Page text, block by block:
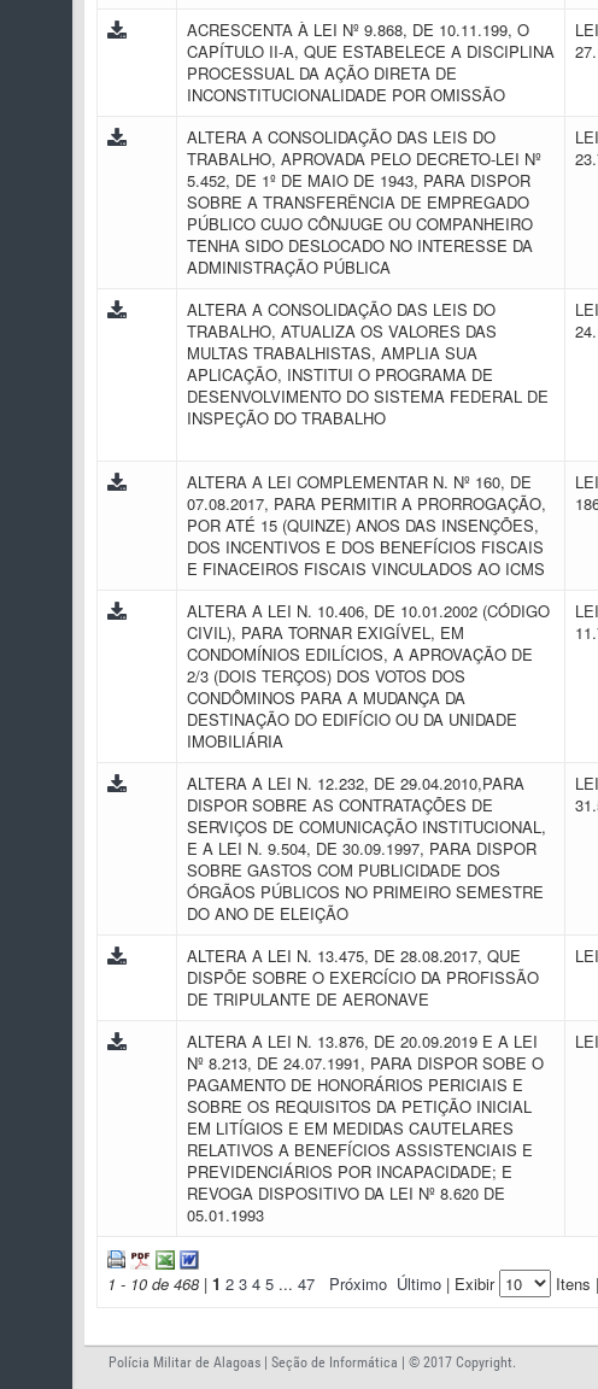
ACRESCENTA À LEI Nº 9.868, DE 10.11.199, O
CAPÍTULO II-A, QUE ESTABELECE A DISCIPLINA
PROCESSUAL DA AÇÃO DIRETA DE
INCONSTITUCIONALIDADE POR OMISSÃO
ALTERA A CONSOLIDAÇÃO DAS LEIS DO
TRABALHO, APROVADA PELO DECRETO-LEI Nº
5.452, DE 1º DE MAIO DE 1943, PARA DISPOR
SOBRE A TRANSFERÊNCIA DE EMPREGADO
PÚBLICO CUJO CÔNJUGE OU COMPANHEIRO
TENHA SIDO DESLOCADO NO INTERESSE DA
ADMINISTRAÇÃO PÚBLICA
ALTERA A CONSOLIDAÇÃO DAS LEIS DO
TRABALHO, ATUALIZA OS VALORES DAS
MULTAS TRABALHISTAS, AMPLIA SUA
APLICAÇÃO, INSTITUI O PROGRAMA DE
DESENVOLVIMENTO DO SISTEMA FEDERAL DE
INSPEÇÃO DO TRABALHO
ALTERA A LEI COMPLEMENTAR N. Nº 160, DE
07.08.2017, PARA PERMITIR A PRORROGAÇÃO,
POR ATÉ 15 (QUINZE) ANOS DAS INSENÇÕES,
DOS INCENTIVOS E DOS BENEFÍCIOS FISCAIS
E FINACEIROS FISCAIS VINCULADOS AO ICMS
ALTERA A LEI N. 10.406, DE 10.01.2002 (CÓDIGO
CIVIL), PARA TORNAR EXIGÍVEL, EM
CONDOMÍNIOS EDILÍCIOS, A APROVAÇÃO DE
2/3 (DOIS TERÇOS) DOS VOTOS DOS
CONDÔMINOS PARA A MUDANÇA DA
DESTINAÇÃO DO EDIFÍCIO OU DA UNIDADE
IMOBILIÁRIA
ALTERA A LEI N. 12.232, DE 29.04.2010,PARA
DISPOR SOBRE AS CONTRATAÇÕES DE
SERVIÇOS DE COMUNICAÇÃO INSTITUCIONAL,
E A LEI N. 9.504, DE 30.09.1997, PARA DISPOR
SOBRE GASTOS COM PUBLICIDADE DOS
ÓRGÃOS PÚBLICOS NO PRIMEIRO SEMESTRE
DO ANO DE ELEIÇÃO
ALTERA A LEI N. 13.475, DE 28.08.2017, QUE
DISPÕE SOBRE O EXERCÍCIO DA PROFISSÃO
DE TRIPULANTE DE AERONAVE
ALTERA A LEI N. 13.876, DE 20.09.2019 E A LEI
Nº 8.213, DE 24.07.1991, PARA DISPOR SOBE O
PAGAMENTO DE HONORÁRIOS PERICIAIS E
SOBRE OS REQUISITOS DA PETIÇÃO INICIAL
EM LITÍGIOS E EM MEDIDAS CAUTELARES
RELATIVOS A BENEFÍCIOS ASSISTENCIAIS E
PREVIDENCIÁRIOS POR INCAPACIDADE; E
REVOGA DISPOSITIVO DA LEI Nº 8.620 DE
05.01.1993
1 - 10 de 468 | 1 2 3 4 5 ... 47 Próximo Último | Exibir Itens
Polícia Militar de Alagoas | Seção de Informática | © 2017 Copyright.